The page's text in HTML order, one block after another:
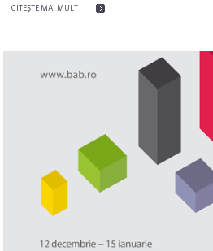
CITEŞTE MAI MULT